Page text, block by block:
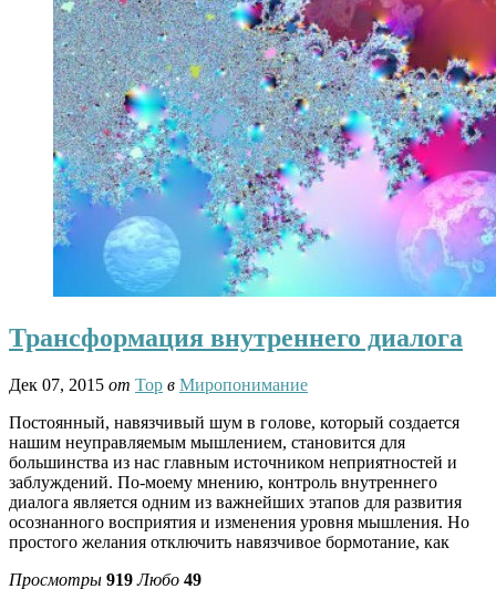
Трансформация внутреннего диалога
Дек 07, 2015 от Тор в Миропонимание
Постоянный, навязчивый шум в голове, который создается
нашим неуправляемым мышлением, становится для
большинства из нас главным источником неприятностей и
заблуждений. По-моему мнению, контроль внутреннего
диалога является одним из важнейших этапов для развития
осознанного восприятия и изменения уровня мышления. Но
простого желания отключить навязчивое бормотание, как
Просмотры 919 Любо 49